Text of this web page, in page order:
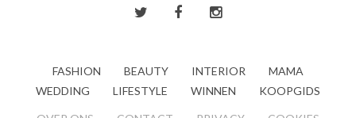
FASHION BEAUTY INTERIOR
MAMA
WEDDING
LIFESTYLE WINNEN KOOPGIDS